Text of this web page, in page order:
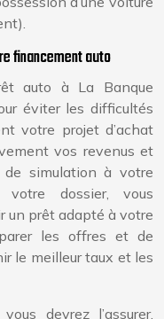
financement auto
auto à La Banque
éviter les difficultés
votre projet d’achat
vos revenus et
simulation à votre
dossier, vous
un prêt adapté à votre
les offres et de
le meilleur taux et les
devrez l’assurer.